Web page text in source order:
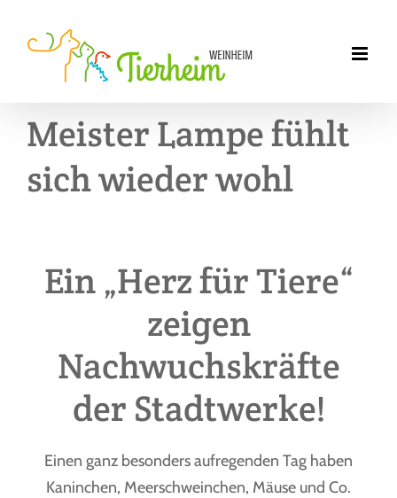
Inhalt
Meister Lampe fühlt
sich wieder wohl
Ein „Herz für Tiere“
zeigen
Nachwuchskräfte
der Stadtwerke!
Einen ganz besonders aufregenden Tag haben
Kaninchen, Meerschweinchen, Mäuse und Co.